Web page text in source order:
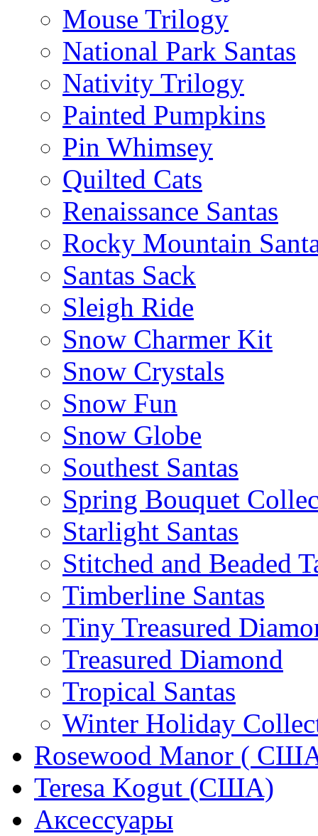
Mouse Trilogy
National Park Santas
Nativity Trilogy
Painted Pumpkins
Pin Whimsey
Quilted Cats
Renaissance Santas
Rocky Mountain
Santas Sack
Sleigh Ride
Snow Charmer Kit
Snow Crystals
Snow Fun
Snow Globe
Southest Santas
Spring Bouquet
Starlight Santas
Stitched and Beaded
Timberline Santas
Tiny Treasured
Treasured Diamond
Tropical Santas
Winter Holiday
Rosewood Manor (
Teresa Kogut (США)
Аксессуары